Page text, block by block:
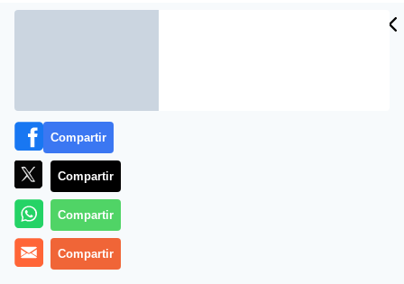
Entre las empresas señaladas se encuentran los
gigantes brasileños BRF y JBS
Compartir
Compartir
Compartir
Compartir